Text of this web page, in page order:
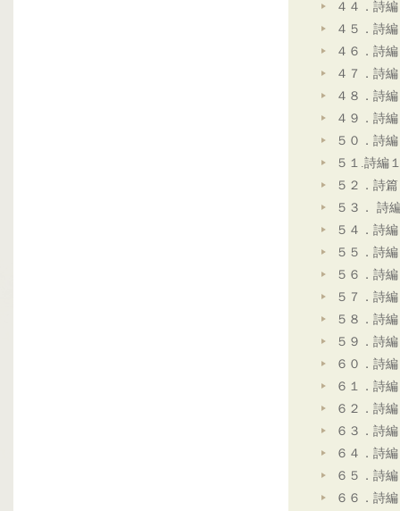
４４．詩
４５．詩
４６．詩
４７．詩
４８．詩
４９．詩
５０．詩
５１.詩編
５２．詩
５３． 詩
５４．詩
５５．詩
５６．詩
５７．詩
５８．詩
５９．詩
６０．詩
６１．詩
６２．詩
６３．詩
６４．詩
６５．詩
６６．詩